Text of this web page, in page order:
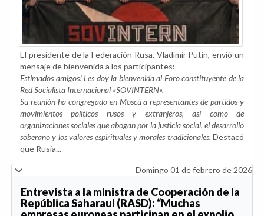
El presidente de la Federación Rusa, Vladímir Putin, envió un
mensaje de bienvenida a los participantes:
Estimados amigos! Les doy la bienvenida al Foro constituyente de la
Red Socialista Internacional «SOVINTERN».
Su reunión ha congregado en Moscú a representantes de partidos y
movimientos políticos rusos y extranjeros, así como de
organizaciones sociales que abogan por la justicia social, el desarrollo
soberano y los valores espirituales y morales tradicionales. Destacó
que Rusia...
Domingo 01 de febrero de 2026
Entrevista a la ministra de Cooperación de la
República Saharaui (RASD): “Muchas